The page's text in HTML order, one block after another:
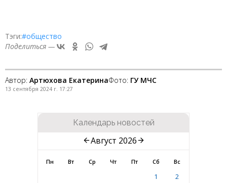
Тэги:#общество
Поделиться —
Автор: Артюхова ЕкатеринаФото: ГУ МЧС
13 сентября 2024 г. 17:27
Календарь новостей
Август 2026
Пн Вт Ср Чт Пт Сб Вс
1
2